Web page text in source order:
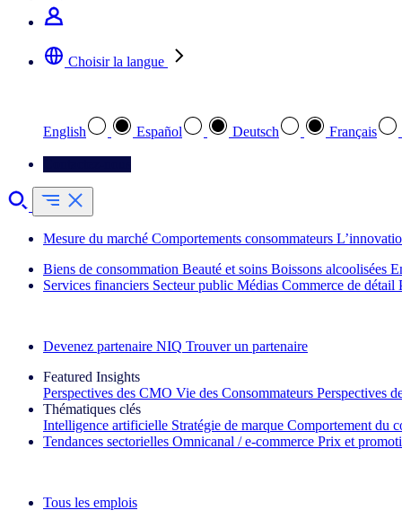
Choisir la langue
English Español Deutsch Français
Mesure du marché Comportements consommateurs
Biens de consommation Beauté et soins Boissons alcoolisées
Services financiers Secteur public Médias Commerce de détail
Devenez partenaire NIQ Trouver un partenaire
Featured Insights
Perspectives des CMO Vie des Consommateurs Perspectives
Thématiques clés
Intelligence artificielle Stratégie de marque Comportement du
Tendances sectorielles Omnicanal / e‑commerce Prix et
Tous les emplois